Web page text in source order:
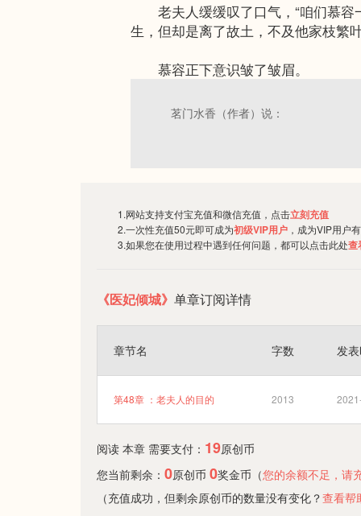
老夫人缓缓叹了口气，“咱们慕容
生，但却是离了故土，不及他家枝繁
慕容正下意识皱了皱眉。
茗门水香（作者）说：
1.网站支持支付宝充值和微信充值，点击立刻充值
2.一次性充值50元即可成为初级VIP用户 ，成为VIP用户
3.如果您在使用过程中遇到任何问题，都可以点击此处查
《医妃倾城》 单章订阅详情
章节名 字数 发
第48章 ：老夫人的目的 2013
阅读 本章 需要支付： 19原创币
您当前剩余： 0原创币 0奖金币（您的余额不足，请
（充值成功，但剩余原创币的数量没有变化？查看帮